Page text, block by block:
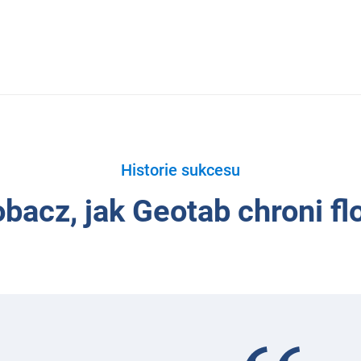
Historie sukcesu
jak Geotab chroni